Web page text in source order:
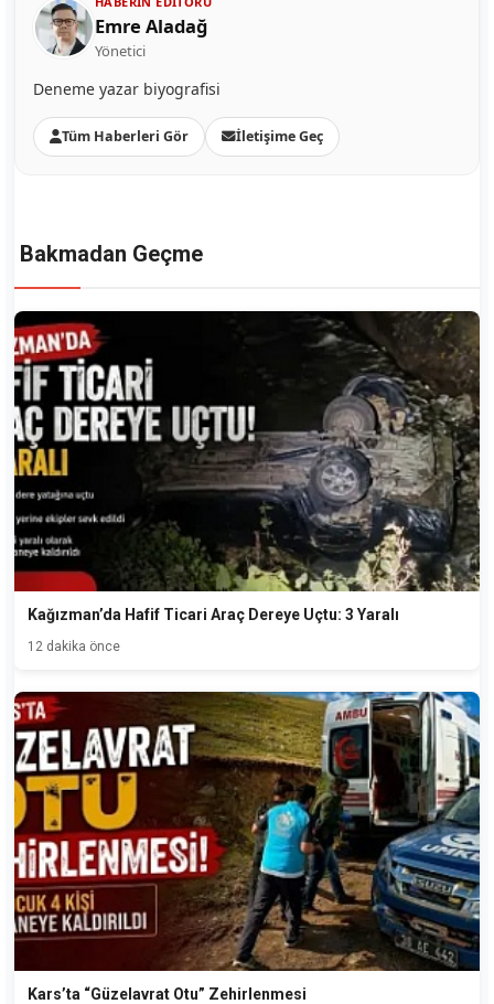
Emre Aladağ
Yönetici
Deneme yazar biyografisi
Tüm Haberleri Gör İletişime Geç
Bakmadan Geçme
Kağızman’da Hafif Ticari Araç Dereye Uçtu: 3 Yaralı
12 dakika önce
Kars’ta “Güzelavrat Otu” Zehirlenmesi